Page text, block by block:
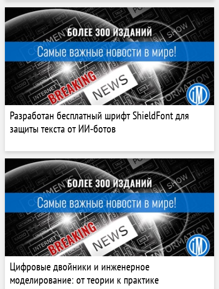
Разработан бесплатный шрифт ShieldFont для
защиты текста от ИИ‑ботов
Цифровые двойники и инженерное
моделирование: от теории к практике